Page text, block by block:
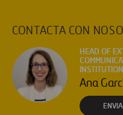
CONTACTA CON
HEAD OF
Ana